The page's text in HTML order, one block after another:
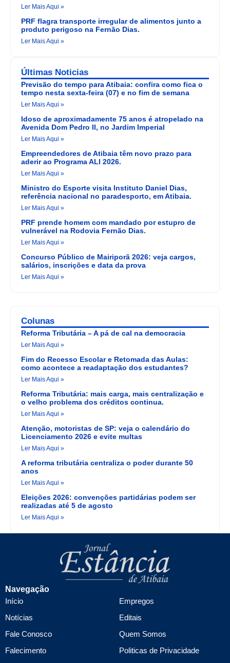
Ler Mais Aqui »
PRF flagra transporte irregular de alimentos junto a
produto perigoso na Fernão Dias.
Ler Mais Aqui »
Últimas Noticias
Previsão do tempo para Atibaia: confira como fica o
tempo nesta sexta-feira (07) e no fim de semana
Ler Mais Aqui »
Idoso de aproximadamente 75 anos é atropelado na
Avenida Dom Pedro II, no Jardim Imperial
Ler Mais Aqui »
Empreendedores de Atibaia têm novo prazo para
aderir ao Programa ALI 2026.
Ler Mais Aqui »
Ministro do Esporte visita Instituto Daniel Dias,
referência nacional no paradesporto, em Atibaia.
Ler Mais Aqui »
PRF prende homem com mandado por estupro de
vulnerável na Rodovia Fernão Dias.
Ler Mais Aqui »
Concurso Público de Mairiporã 2026: veja cargos,
salários, inscrições e data da prova
Ler Mais Aqui »
Colunas
Reforma Tributária – A pá de cal na democracia
Ler Mais Aqui »
Fim do Recesso Escolar e Retomada das Aulas:
como acontece a readaptação dos estudantes?
Ler Mais Aqui »
Reforma Tributária: mais carga, mais centralização e
o velho problema dos créditos continua.
Ler Mais Aqui »
Atenção, motoristas de SP: veja o calendário do
Licenciamento 2026 e evite multas
Ler Mais Aqui »
A reforma tributária centraliza o poder durante 50
anos
Ler Mais Aqui »
Eleições 2026: convenções partidárias podem ser
realizadas até 5 de agosto
Ler Mais Aqui »
Navegação
Início
Notícias
Fale Conosco
Falecimento
Empregos
Editais
Quem Somos
Politicas de Privacidade